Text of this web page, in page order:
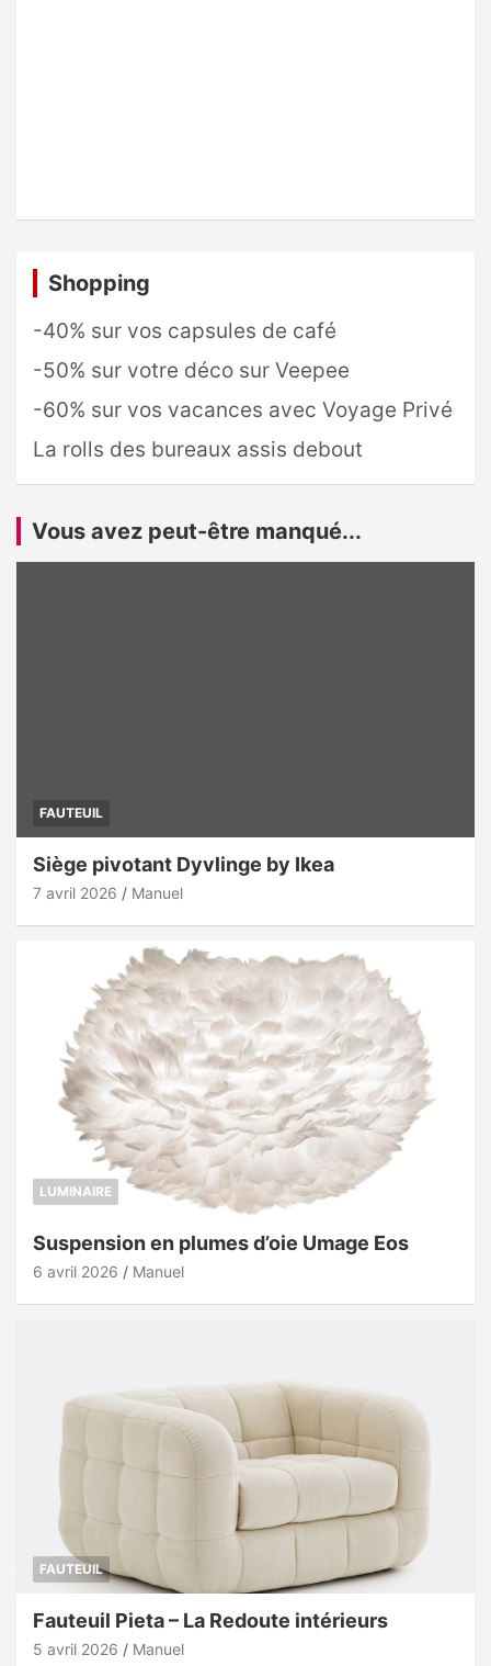
Shopping
-40% sur vos capsules de café
-50% sur votre déco sur Veepee
-60% sur vos vacances avec Voyage Privé
La rolls des bureaux assis debout
Vous avez peut-être manqué...
FAUTEUIL
Siège pivotant Dyvlinge by Ikea
7 avril 2026 Manuel
LUMINAIRE
Suspension en plumes d’oie Umage Eos
6 avril 2026 Manuel
FAUTEUIL
Fauteuil Pieta – La Redoute intérieurs
5 avril 2026 Manuel